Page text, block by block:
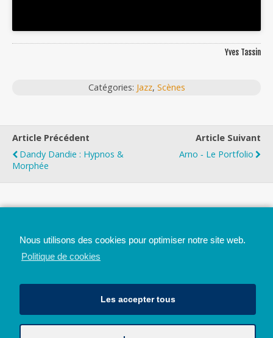
Yves Tassin
Catégories: Jazz, Scènes
Article Précédent
Dandy Dandie : Hypnos &
Morphée
Article Suivant
Arno ‐ Le Portfolio
Nous utilisons des cookies pour optimiser notre site web.
Politique de cookies
Les accepter tous